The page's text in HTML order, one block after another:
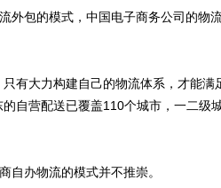
包的模式，中国电子商务公司的物流
大力构建自己的物流体系，才能满
自营配送已覆盖110个城市，一二级
办物流的模式并不推崇。